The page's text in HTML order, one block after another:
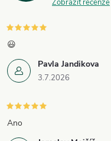
Zobrazit recenze
Pavla Jandikova
3.7.2026
😃
Ano